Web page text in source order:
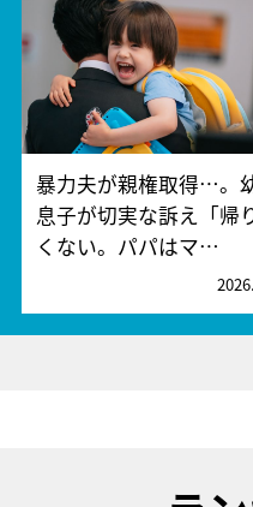
暴力夫が親権取得…。
息子が切実な訴え「帰
くない。パパはマ…